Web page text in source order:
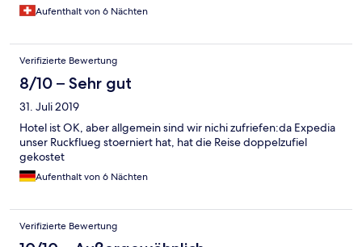
Aufenthalt von 6 Nächten
Verifizierte Bewertung
8/10 – Sehr gut
31. Juli 2019
Hotel ist OK, aber allgemein sind wir nichi zufriefen:da Expedia
unser Ruckflueg stoerniert hat, hat die Reise doppelzufiel
gekostet
Aufenthalt von 6 Nächten
Verifizierte Bewertung